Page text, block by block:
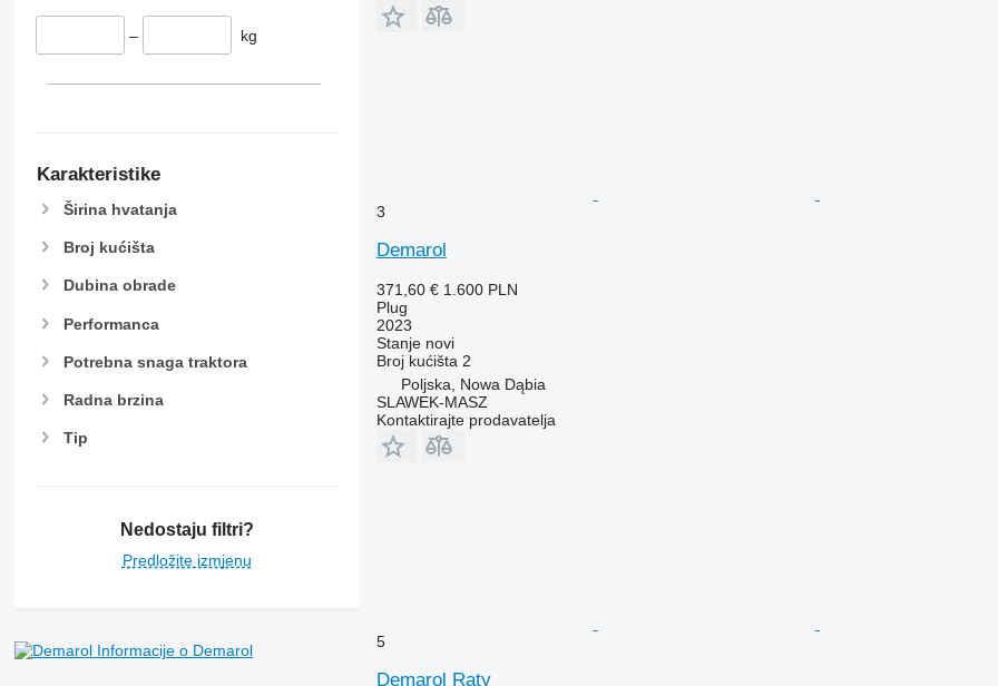
– kg
Karakteristike
Širina hvatanja
Broj kućišta
Dubina obrade
Performanca
Potrebna snaga traktora
Radna brzina
Tip
Nedostaju filtri?
Predložite izmjenu
Informacije o Demarol
3
Demarol
371,60 € 1.600 PLN
Plug
2023
Stanjenovi
Broj kućišta 2
Poljska, Nowa Dąbia
SLAWEK-MASZ
Kontaktirajte prodavatelja
5
Demarol Raty